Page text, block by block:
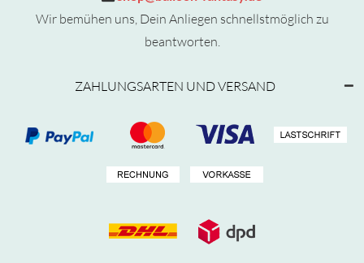
Wir bemühen uns, Dein Anliegen schnellstmöglich zu
beantworten.
ZAHLUNGSARTEN UND VERSAND